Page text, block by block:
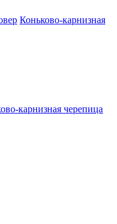
Коньково-карнизная
карнизная черепица